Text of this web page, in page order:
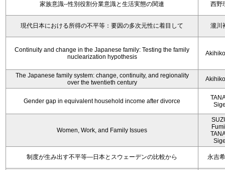
家族意識--性別役割分業意識と生活実態の関連 西野
現代日本における所得の不平等：要因の多次元性に着目して 瀧川
Continuity and change in the Japanese family: Testing the family
nuclearization hypothesis
The Japanese family system: change, continuity, and regionality
over the twentieth century
Gender gap in equivalent household income after divorce
Women, Work, and Family Issues
制度が生み出す不平等―日本とスウェーデンの比較から 永吉